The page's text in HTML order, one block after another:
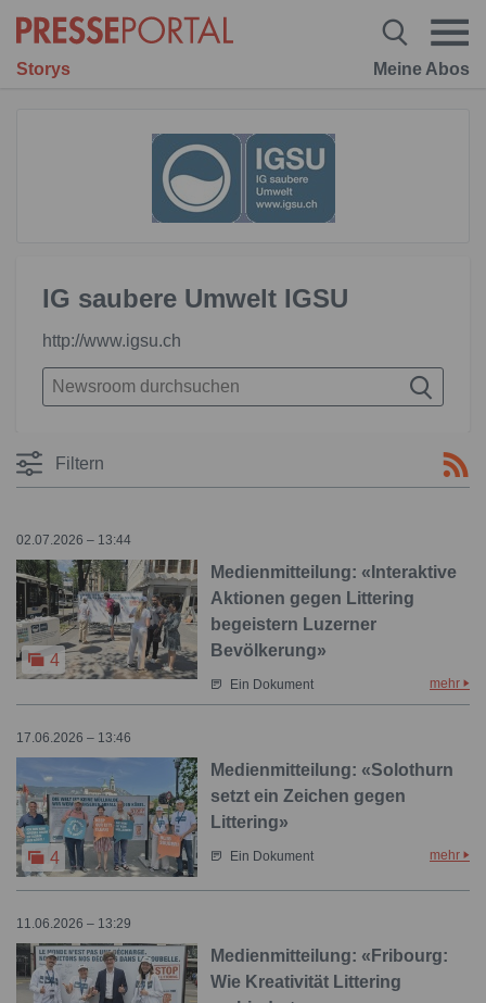
Storys Meine Abos
IG saubere Umwelt IGSU
http://www.igsu.ch
Filtern
02.07.2026 – 13:44
4
Medienmitteilung: «Interaktive
Aktionen gegen Littering
begeistern Luzerner
Bevölkerung»
Ein Dokument mehr
17.06.2026 – 13:46
4
Medienmitteilung: «Solothurn
setzt ein Zeichen gegen
Littering»
Ein Dokument mehr
11.06.2026 – 13:29
Medienmitteilung: «Fribourg:
Wie Kreativität Littering